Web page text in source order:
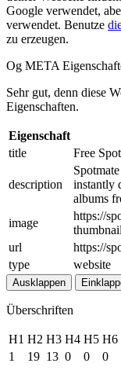
Google verwendet,
verwendet. Benutze
zu erzeugen.
Og META
Sehr gut, denn diese
Eigenschaften.
Eigenschaft
title
Free
description
instantly
albums
image
https://
url
https://
type
website
Ausklappen
Überschriften
H1 H2 H3 H4 H5 H6
1
19 13 0 0 0